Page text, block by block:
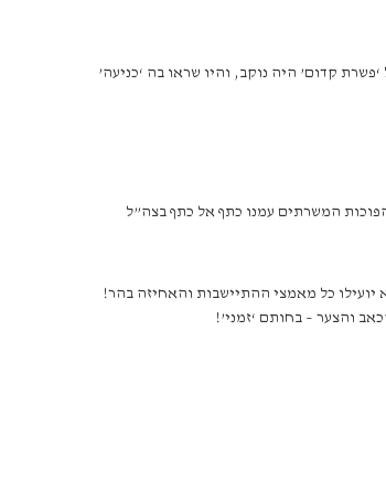
קדום’ היה נוקב, והיו שראו בה ‘כניעה’
המשרתים עמנו כתף אל כתף בצה”ל
כל מאמצי ההתיישבות והאחיזה בהר!
והצער – בחותם ‘זמני’!